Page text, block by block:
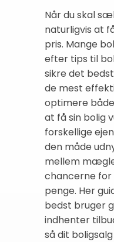
Når du skal
naturligvis at
pris. Mange
efter tips til
sikre det
de mest
optimere
at få sin bolig
forskellige
den måde
mellem
chancerne for
penge. Her
bedst bruger
indhenter
så dit